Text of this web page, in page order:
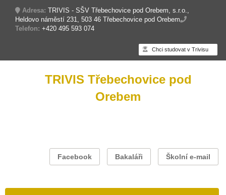
Adresa: TRIVIS - SŠV Třebechovice pod Orebem, s.r.o.,
Heldovo náměstí 231, 503 46 Třebechovice pod Orebem
Telefon: +420 495 593 074
Chci studovat v Trivisu
TRIVIS Třebechovice pod
Orebem
Facebook Bakaláři Školní e-mail